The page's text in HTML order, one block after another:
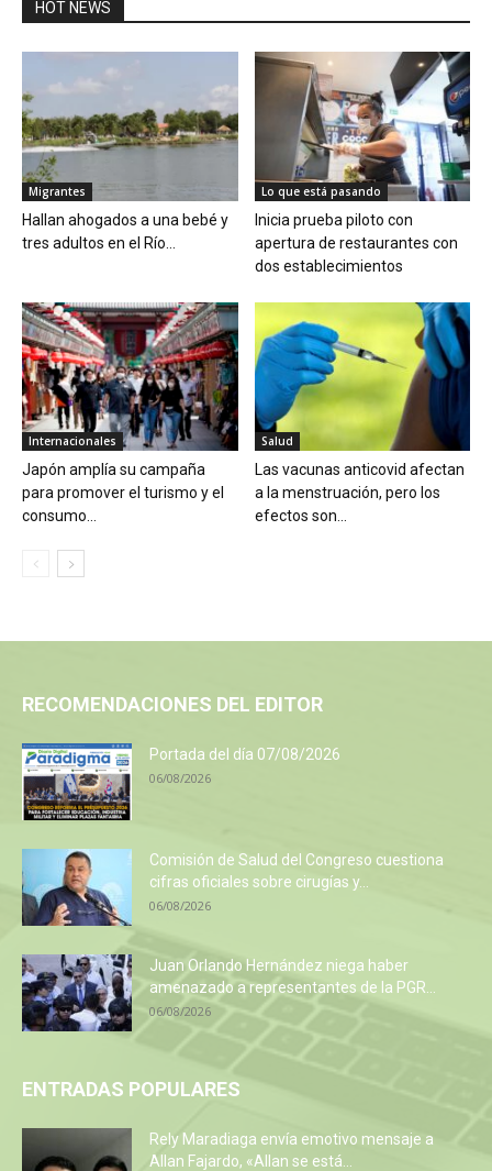
HOT NEWS
Migrantes
Hallan ahogados a una bebé y
tres adultos en el Río...
Lo que está pasando
Inicia prueba piloto con
apertura de restaurantes con
dos establecimientos
Internacionales
Japón amplía su campaña
para promover el turismo y el
consumo...
Salud
Las vacunas anticovid afectan
a la menstruación, pero los
efectos son...
RECOMENDACIONES DEL EDITOR
Portada del día 07/08/2026
06/08/2026
Comisión de Salud del Congreso cuestiona
cifras oficiales sobre cirugías y...
06/08/2026
Juan Orlando Hernández niega haber
amenazado a representantes de la PGR...
06/08/2026
ENTRADAS POPULARES
Rely Maradiaga envía emotivo mensaje a
Allan Fajardo, «Allan se está...